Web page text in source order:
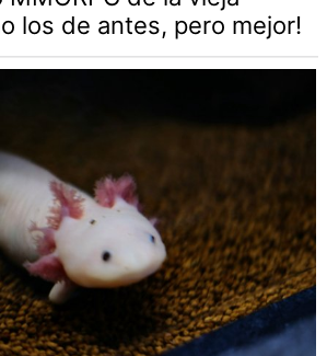
los de antes, pero mejor!